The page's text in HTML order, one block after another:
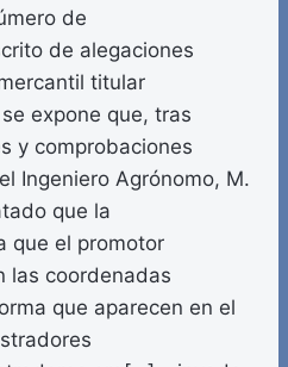
de
de alegaciones
titular
expone que, tras
y comprobaciones
Ingeniero Agrónomo, M.
que la
que el promotor
las coordenadas
que aparecen en el